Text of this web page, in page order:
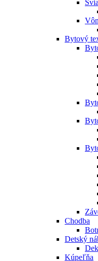
Bytový
Chodba
Detský
Kúpeľňa